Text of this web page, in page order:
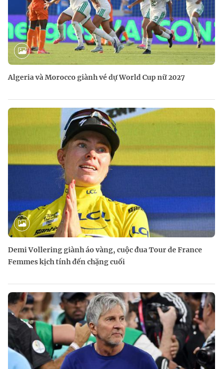
Algeria và Morocco giành vé dự World Cup nữ 2027
Demi Vollering giành áo vàng, cuộc đua Tour de France
Femmes kịch tính đến chặng cuối